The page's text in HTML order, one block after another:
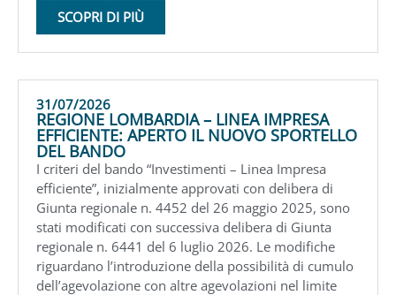
SCOPRI DI PIÙ
31/07/2026
REGIONE LOMBARDIA – LINEA IMPRESA
EFFICIENTE: APERTO IL NUOVO SPORTELLO
DEL BANDO
I criteri del bando “Investimenti – Linea Impresa
efficiente”, inizialmente approvati con delibera di
Giunta regionale n. 4452 del 26 maggio 2025, sono
stati modificati con successiva delibera di Giunta
regionale n. 6441 del 6 luglio 2026. Le modifiche
riguardano l’introduzione della possibilità di cumulo
dell’agevolazione con altre agevolazioni nel limite